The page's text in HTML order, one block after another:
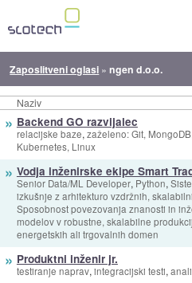
Zaposlitveni oglasi »ngen d.o.o.
Naziv
» Backend GO razvijalec
relacijske baze, zaželeno: Git,
Kubernetes, Linux
» Vodja inženirske ekipe Smart
Senior Data/ML Developer, Python,
izkušnje z arhitekturo vzdržnih,
Sposobnost povezovanja znanosti in
modelov v robustne, skalabilne
energetskih ali trgovalnih domen
» Produktni inženir jr.
testiranje naprav, integracijski testi,